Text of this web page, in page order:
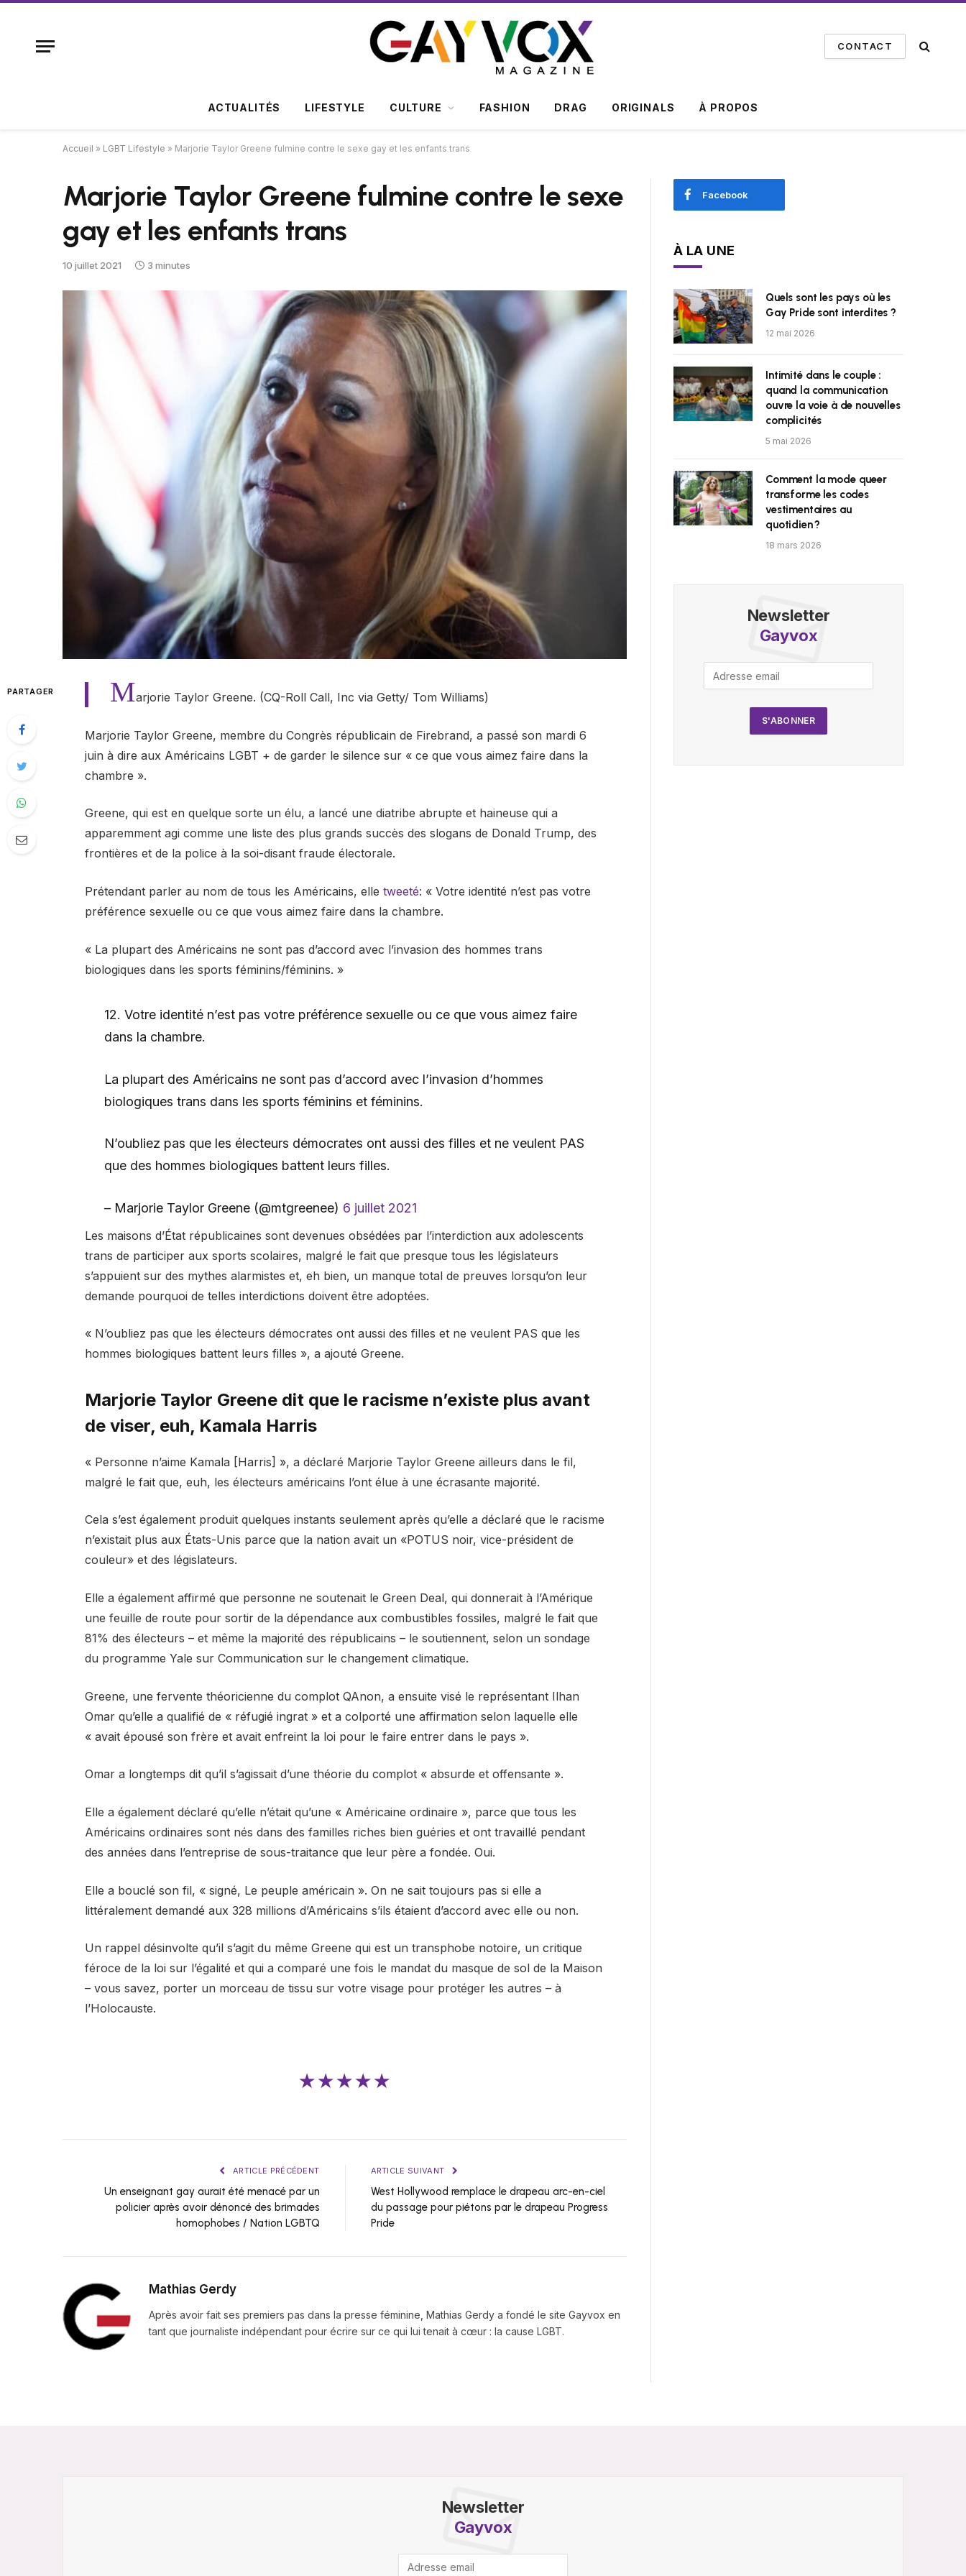
CONTACT
ACTUALITÉS LIFESTYLE CULTURE FASHION DRAG ORIGINALS À PROPOS
Accueil » LGBT Lifestyle » Marjorie Taylor Greene fulmine contre le sexe gay et les enfants trans
Marjorie Taylor Greene fulmine contre le sexe
gay et les enfants trans
10 juillet 2021 3 minutes
PARTAGER Marjorie Taylor Greene. (CQ-Roll Call, Inc via Getty/ Tom Williams)
Marjorie Taylor Greene, membre du Congrès républicain de Firebrand, a passé son mardi 6
juin à dire aux Américains LGBT + de garder le silence sur « ce que vous aimez faire dans la
chambre ».
Greene, qui est en quelque sorte un élu, a lancé une diatribe abrupte et haineuse qui a
apparemment agi comme une liste des plus grands succès des slogans de Donald Trump, des
frontières et de la police à la soi-disant fraude électorale.
Prétendant parler au nom de tous les Américains, elle tweeté: « Votre identité n’est pas votre
préférence sexuelle ou ce que vous aimez faire dans la chambre.
« La plupart des Américains ne sont pas d’accord avec l’invasion des hommes trans
biologiques dans les sports féminins/féminins. »
12. Votre identité n’est pas votre préférence sexuelle ou ce que vous aimez faire
dans la chambre.
La plupart des Américains ne sont pas d’accord avec l’invasion d’hommes
biologiques trans dans les sports féminins et féminins.
N’oubliez pas que les électeurs démocrates ont aussi des filles et ne veulent PAS
que des hommes biologiques battent leurs filles.
– Marjorie Taylor Greene (@mtgreenee) 6 juillet 2021
Les maisons d’État républicaines sont devenues obsédées par l’interdiction aux adolescents
trans de participer aux sports scolaires, malgré le fait que presque tous les législateurs
s’appuient sur des mythes alarmistes et, eh bien, un manque total de preuves lorsqu’on leur
demande pourquoi de telles interdictions doivent être adoptées.
« N’oubliez pas que les électeurs démocrates ont aussi des filles et ne veulent PAS que les
hommes biologiques battent leurs filles », a ajouté Greene.
Marjorie Taylor Greene dit que le racisme n’existe plus avant
de viser, euh, Kamala Harris
« Personne n’aime Kamala [Harris] », a déclaré Marjorie Taylor Greene ailleurs dans le fil,
malgré le fait que, euh, les électeurs américains l’ont élue à une écrasante majorité.
Cela s’est également produit quelques instants seulement après qu’elle a déclaré que le racisme
n’existait plus aux États-Unis parce que la nation avait un «POTUS noir, vice-président de
couleur» et des législateurs.
Elle a également affirmé que personne ne soutenait le Green Deal, qui donnerait à l’Amérique
une feuille de route pour sortir de la dépendance aux combustibles fossiles, malgré le fait que
81% des électeurs – et même la majorité des républicains – le soutiennent, selon un sondage
du programme Yale sur Communication sur le changement climatique.
Greene, une fervente théoricienne du complot QAnon, a ensuite visé le représentant Ilhan
Omar qu’elle a qualifié de « réfugié ingrat » et a colporté une affirmation selon laquelle elle
« avait épousé son frère et avait enfreint la loi pour le faire entrer dans le pays ».
Omar a longtemps dit qu’il s’agissait d’une théorie du complot « absurde et offensante ».
Elle a également déclaré qu’elle n’était qu’une « Américaine ordinaire », parce que tous les
Américains ordinaires sont nés dans des familles riches bien guéries et ont travaillé pendant
des années dans l’entreprise de sous-traitance que leur père a fondée. Oui.
Elle a bouclé son fil, « signé, Le peuple américain ». On ne sait toujours pas si elle a
littéralement demandé aux 328 millions d’Américains s’ils étaient d’accord avec elle ou non.
Un rappel désinvolte qu’il s’agit du même Greene qui est un transphobe notoire, un critique
féroce de la loi sur l’égalité et qui a comparé une fois le mandat du masque de sol de la Maison
– vous savez, porter un morceau de tissu sur votre visage pour protéger les autres – à
l’Holocauste.
★★★★★
ARTICLE PRÉCÉDENT
Un enseignant gay aurait été menacé par un
policier après avoir dénoncé des brimades
homophobes / Nation LGBTQ
ARTICLE SUIVANT
West Hollywood remplace le drapeau arc-en-ciel
du passage pour piétons par le drapeau Progress
Pride
Mathias Gerdy
Après avoir fait ses premiers pas dans la presse féminine, Mathias Gerdy a fondé le site Gayvox en
tant que journaliste indépendant pour écrire sur ce qui lui tenait à cœur : la cause LGBT.
Facebook
À LA UNE
Quels sont les pays où les
Gay Pride sont interdites ?
12 mai 2026
Intimité dans le couple :
quand la communication
ouvre la voie à de nouvelles
complicités
5 mai 2026
Comment la mode queer
transforme les codes
vestimentaires au
quotidien ?
18 mars 2026
Newsletter
Gayvox
Newsletter
Gayvox